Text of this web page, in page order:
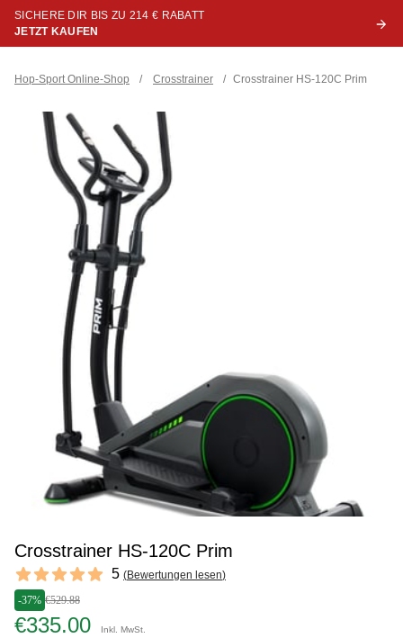
SICHERE DIR BIS ZU 214 € RABATT
JETZT KAUFEN
Hop-Sport Online-Shop / Crosstrainer / Crosstrainer HS-120C Prim
Crosstrainer HS-120C Prim
Reviews
5 out of 5 stars 5 (Bewertungen lesen)
-37% €529.88
€335.00 Inkl. MwSt.